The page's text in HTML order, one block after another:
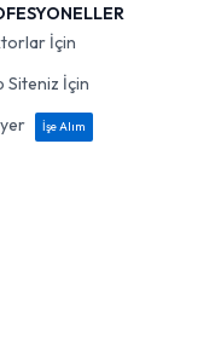
İçin
Siteniz İçin
İşe Alım